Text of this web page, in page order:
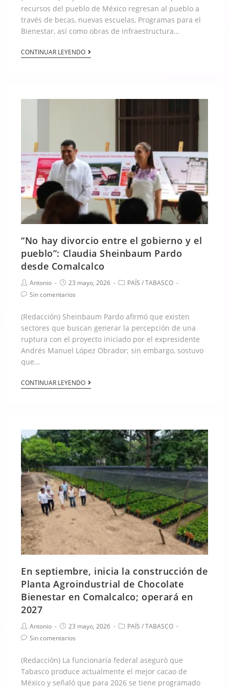
recursos del pueblo de México regresan al pueblo a
través de becas, nuevas escuelas, Programas para el
Bienestar, así como obras de infraestructura…
CONTINUAR LEYENDO
“No hay divorcio entre el gobierno y el
pueblo”: Claudia Sheinbaum Pardo
desde Comalcalco
Antonio 23 mayo, 2026 PAÍS /TABASCO
Sin comentarios
(Redacción) Sheinbaum Pardo afirmó que existen
sectores que buscan generar la percepción de una
ruptura con el proyecto iniciado por el expresidente
Andrés Manuel López Obrador; sin embargo, sostuvo
que…
CONTINUAR LEYENDO
En septiembre, inicia la construcción de
Planta Agroindustrial de Chocolate
Bienestar en Comalcalco; operará en
2027
Antonio 23 mayo, 2026 PAÍS /TABASCO
Sin comentarios
(Redacción) La funcionaria federal aseguró que
Tabasco produce actualmente el mejor cacao de
México y señaló que para 2026 se tiene programado